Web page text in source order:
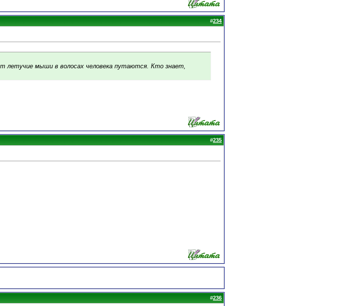
#234
летучие мыши в волосах человека путаются. Кто знает,
#235
#236